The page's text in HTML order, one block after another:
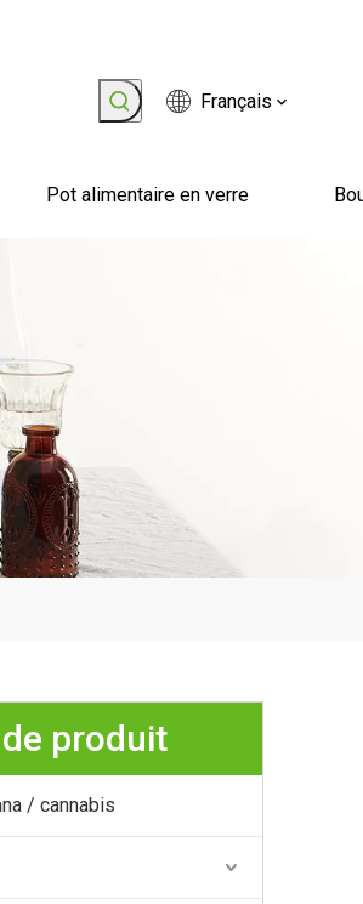
Français
Pot alimentaire en verre
produit
/ cannabis